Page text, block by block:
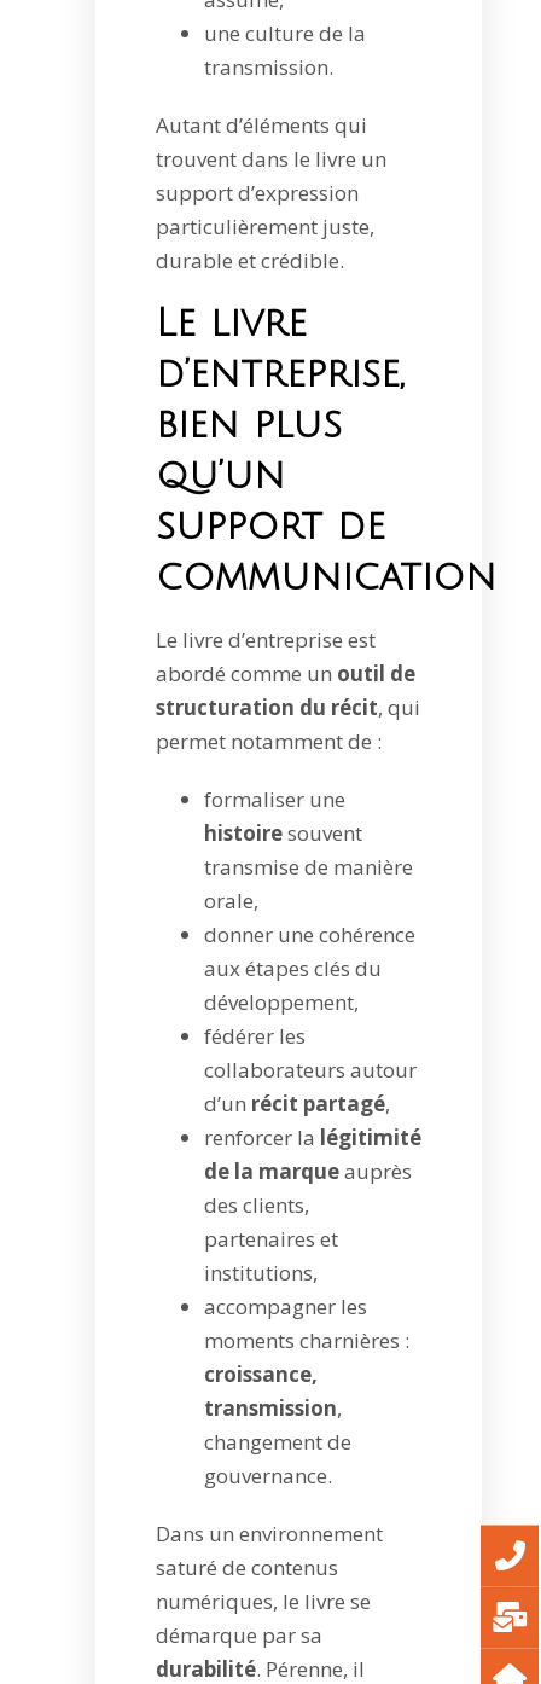
une culture de la
transmission.
Autant d’éléments qui
trouvent dans le livre un
support d’expression
particulièrement juste,
durable et crédible.
Le livre
d’entreprise,
bien plus
qu’un
support de
communication
Le livre d’entreprise est
abordé comme un outil de
structuration du récit, qui
permet notamment de :
formaliser une
histoiresouvent
transmise de manière
orale,
donner une cohérence
aux étapes clés du
développement,
fédérer les
collaborateurs autour
d’un récit partagé,
renforcer la légitimité
de la marqueauprès
des clients,
partenaires et
institutions,
accompagner les
moments charnières :
croissance,
transmission,
changement de
gouvernance.
Dans un environnement
saturé de contenus
numériques, le livre se
démarque par sa
durabilité. Pérenne, il